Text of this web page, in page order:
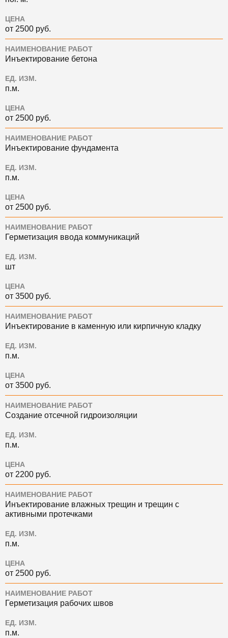
ЦЕНА
от 2500 руб.
НАИМЕНОВАНИЕ РАБОТ
Инъектирование бетона
ЕД. ИЗМ.
п.м.
ЦЕНА
от 2500 руб.
НАИМЕНОВАНИЕ РАБОТ
Инъектирование фундамента
ЕД. ИЗМ.
п.м.
ЦЕНА
от 2500 руб.
НАИМЕНОВАНИЕ РАБОТ
Герметизация ввода коммуникаций
ЕД. ИЗМ.
шт
ЦЕНА
от 3500 руб.
НАИМЕНОВАНИЕ РАБОТ
Инъектирование в каменную или кирпичную кладку
ЕД. ИЗМ.
п.м.
ЦЕНА
от 3500 руб.
НАИМЕНОВАНИЕ РАБОТ
Создание отсечной гидроизоляции
ЕД. ИЗМ.
п.м.
ЦЕНА
от 2200 руб.
НАИМЕНОВАНИЕ РАБОТ
Инъектирование влажных трещин и трещин с
активными протечками
ЕД. ИЗМ.
п.м.
ЦЕНА
от 2500 руб.
НАИМЕНОВАНИЕ РАБОТ
Герметизация рабочих швов
ЕД. ИЗМ.
п.м.